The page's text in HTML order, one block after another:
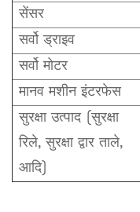
सेंसर
सर्वो ड्राइव
सर्वो मोटर
मानव मशीन इंटरफेस
सुरक्षा उत्पाद (सुरक्षा
रिले, सुरक्षा द्वार ताले,
आदि)